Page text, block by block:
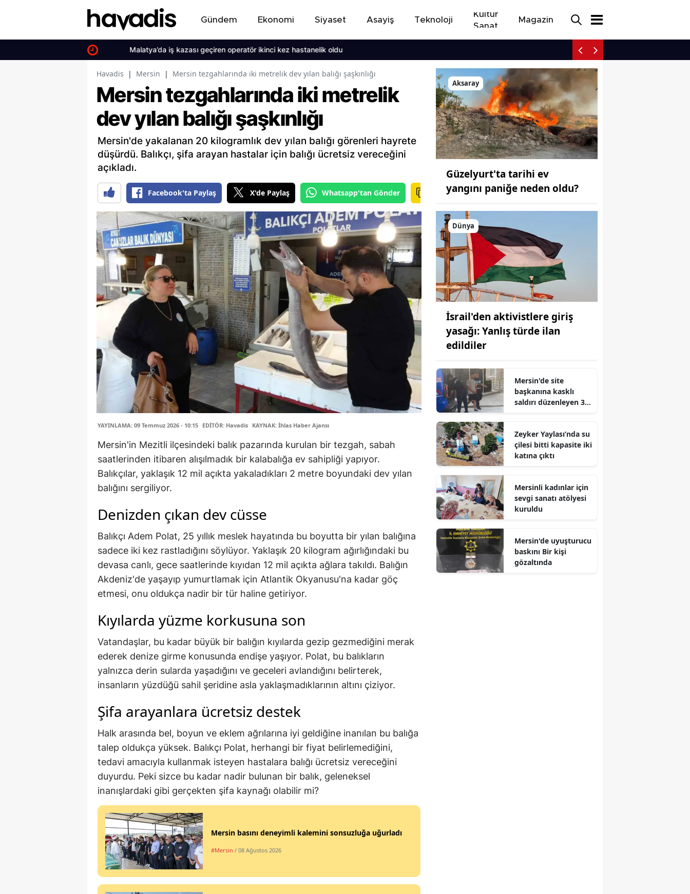
Gündem Ekonomi Siyaset Asayiş Teknoloji
Kültür
Sanat
Magazin
Malatya’da iş kazası geçiren operatör ikinci kez hastanelik oldu
Havadis | Mersin | Mersin tezgahlarında iki metrelik dev yılan balığı şaşkınlığı
Mersin tezgahlarında iki metrelik
dev yılan balığı şaşkınlığı
Mersin'de yakalanan 20 kilogramlık dev yılan balığı görenleri hayrete
düşürdü. Balıkçı, şifa arayan hastalar için balığı ücretsiz vereceğini
açıkladı.
Facebook'ta Paylaş X'de Paylaş Whatsapp'tan Gönder
YAYINLAMA: 09 Temmuz 2026 - 10:15 EDİTÖR: Havadis KAYNAK: İhlas Haber Ajansı
Mersin'in Mezitli ilçesindeki balık pazarında kurulan bir tezgah, sabah
saatlerinden itibaren alışılmadık bir kalabalığa ev sahipliği yapıyor.
Balıkçılar, yaklaşık 12 mil açıkta yakaladıkları 2 metre boyundaki dev yılan
balığını sergiliyor.
Denizden çıkan dev cüsse
Balıkçı Adem Polat, 25 yıllık meslek hayatında bu boyutta bir yılan balığına
sadece iki kez rastladığını söylüyor. Yaklaşık 20 kilogram ağırlığındaki bu
devasa canlı, gece saatlerinde kıyıdan 12 mil açıkta ağlara takıldı. Balığın
Akdeniz'de yaşayıp yumurtlamak için Atlantik Okyanusu'na kadar göç
etmesi, onu oldukça nadir bir tür haline getiriyor.
Kıyılarda yüzme korkusuna son
Vatandaşlar, bu kadar büyük bir balığın kıyılarda gezip gezmediğini merak
ederek denize girme konusunda endişe yaşıyor. Polat, bu balıkların
yalnızca derin sularda yaşadığını ve geceleri avlandığını belirterek,
insanların yüzdüğü sahil şeridine asla yaklaşmadıklarının altını çiziyor.
Şifa arayanlara ücretsiz destek
Halk arasında bel, boyun ve eklem ağrılarına iyi geldiğine inanılan bu balığa
talep oldukça yüksek. Balıkçı Polat, herhangi bir fiyat belirlemediğini,
tedavi amacıyla kullanmak isteyen hastalara balığı ücretsiz vereceğini
duyurdu. Peki sizce bu kadar nadir bulunan bir balık, geleneksel
inanışlardaki gibi gerçekten şifa kaynağı olabilir mi?
Mersin basını deneyimli kalemini sonsuzluğa uğurladı
#Mersin / 08 Ağustos 2026
Aksaray
Güzelyurt'ta tarihi ev
yangını paniğe neden oldu?
Dünya
İsrail'den aktivistlere giriş
yasağı: Yanlış türde ilan
edildiler
Mersin'de site
başkanına kasklı
saldırı düzenleyen 3
Zeyker Yaylası’nda su
çilesi bitti kapasite iki
katına çıktı
Mersinli kadınlar için
sevgi sanatı atölyesi
kuruldu
Mersin'de uyuşturucu
baskını Bir kişi
gözaltında